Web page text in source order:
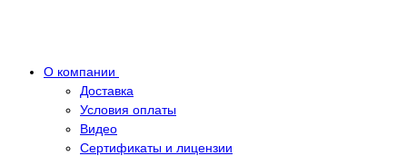
О компании
Доставка
Условия оплаты
Видео
Сертификаты и лицензии